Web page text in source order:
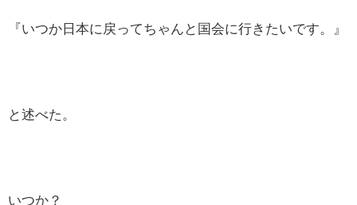
『いつか日本に戻ってちゃんと国会に行きたいです。』
と述べた。
いつか？